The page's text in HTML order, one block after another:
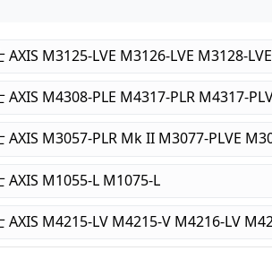
AXIS M3125-LVE M3126-LVE M3128-LVE
AXIS M1055-L M1075-L